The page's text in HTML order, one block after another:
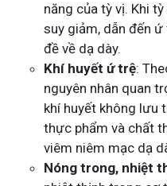
năng của tỳ vị. Khi
suy giảm, dẫn đến ứ
đề về dạ dày.
Khí huyết ứ trệ:
nguyên nhân quan
khí huyết không lưu
thực phẩm và chất
viêm niêm mạc dạ
Nóng trong, nhiệt